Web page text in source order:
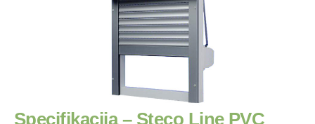
Specifikacija – Steco Line PVC